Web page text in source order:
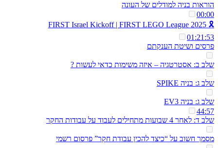
הוראות בניה למודלים של העונה
00:00
🎗️ 2025 FIRST Israel Kickoff | FIRST LEGO League
01:21:53
פרסים ושיטת הענקתם
שלב ב: אסטרטגיה – איזה משימות כדאי לעשות ?
שלב ג: בניה SPIKE
שלב ג: בניה EV3
44:57
שלב ד: לאחר 4 שבועות מתחילים לעבוד על עבודות החקר
מסמך חשוב על “כיצד להכין עבודת חקר” פרסום רשמי